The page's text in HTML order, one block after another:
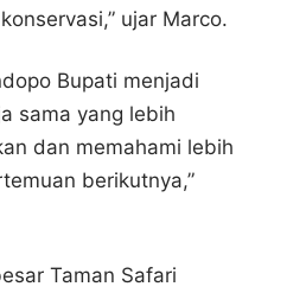
ujar Marco.
Bupati menjadi
sama yang lebih
dan memahami lebih
berikutnya,”
Taman Safari